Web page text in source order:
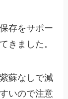
存をサポー
きました。
蘇なしで減
いので注意